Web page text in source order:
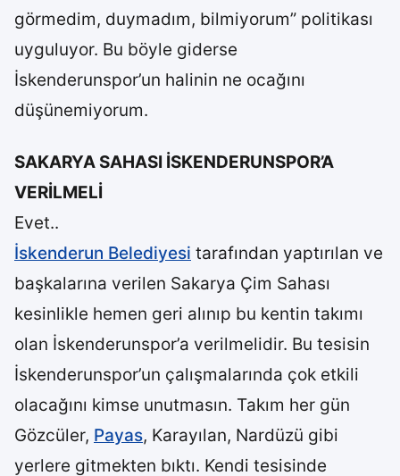
görmedim, duymadım, bilmiyorum” politikası
uyguluyor. Bu böyle giderse
İskenderunspor’un halinin ne ocağını
düşünemiyorum.
SAKARYA SAHASI İSKENDERUNSPOR’A
VERİLMELİ
Evet..
İskenderun Belediyesi tarafından yaptırılan ve
başkalarına verilen Sakarya Çim Sahası
kesinlikle hemen geri alınıp bu kentin takımı
olan İskenderunspor’a verilmelidir. Bu tesisin
İskenderunspor’un çalışmalarında çok etkili
olacağını kimse unutmasın. Takım her gün
Gözcüler, Payas, Karayılan, Nardüzü gibi
yerlere gitmekten bıktı. Kendi tesisinde